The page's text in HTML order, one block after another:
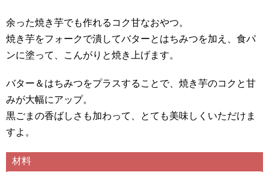
余った焼き芋でも作れるコク甘なおやつ。
焼き芋をフォークで潰してバターとはちみつを加え、食パ
ンに塗って、こんがりと焼き上げます。
バター＆はちみつをプラスすることで、焼き芋のコクと甘
みが大幅にアップ。
黒ごまの香ばしさも加わって、とても美味しくいただけま
すよ。
材料